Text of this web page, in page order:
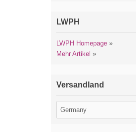
LWPH
LWPH Homepage »
Mehr Artikel »
Versandland